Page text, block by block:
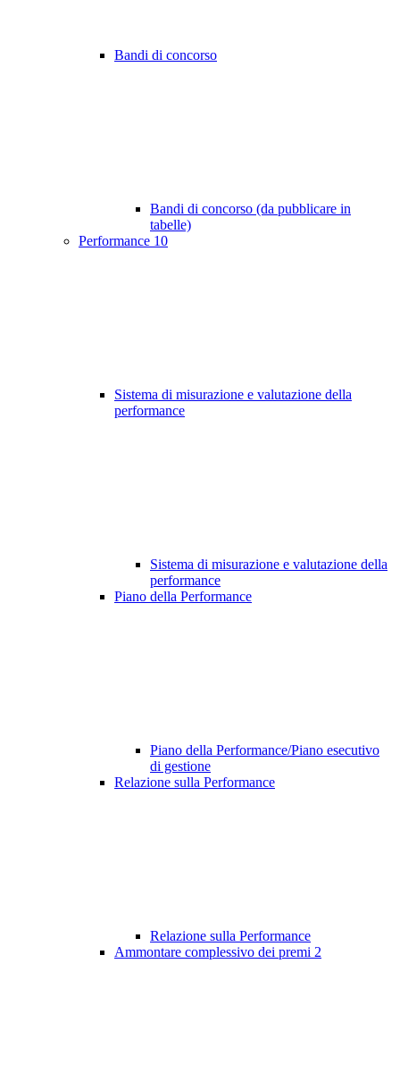
Bandi di concorso
Bandi di concorso (da pubblicare in
tabelle)
Performance 10
Sistema di misurazione e valutazione della
performance
Sistema di misurazione e valutazione della
performance
Piano della Performance
Piano della Performance/Piano esecutivo
di gestione
Relazione sulla Performance
Relazione sulla Performance
Ammontare complessivo dei premi 2